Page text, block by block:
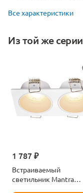
Все характеристики
Из той же серии
1 787 ₽
Встраиваемый
светильник Mantra